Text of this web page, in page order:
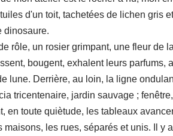
d'un toit, tachetées de lichen gris
dinosaure.
rôle, un rosier grimpant, une fleur de
bougent, exhalent leurs parfums,
lune. Derrière, au loin, la ligne
tricentenaire, jardin sauvage ;
en toute quiètude, les tableaux
maisons, les rues, séparés et unis. Il y